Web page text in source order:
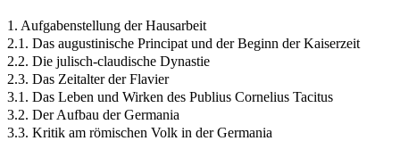
1. Aufgabenstellung der Hausarbeit
2.1. Das augustinische Principat und der Beginn der Kaiserzeit
2.2. Die julisch-claudische Dynastie
2.3. Das Zeitalter der Flavier
3.1. Das Leben und Wirken des Publius Cornelius Tacitus
3.2. Der Aufbau der Germania
3.3. Kritik am römischen Volk in der Germania